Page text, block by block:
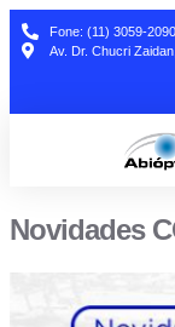
Fone: (11) 3059-2090
Av. Dr. Chucri
Novidades